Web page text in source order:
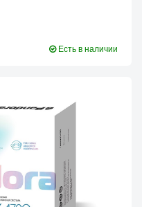
Есть в наличии